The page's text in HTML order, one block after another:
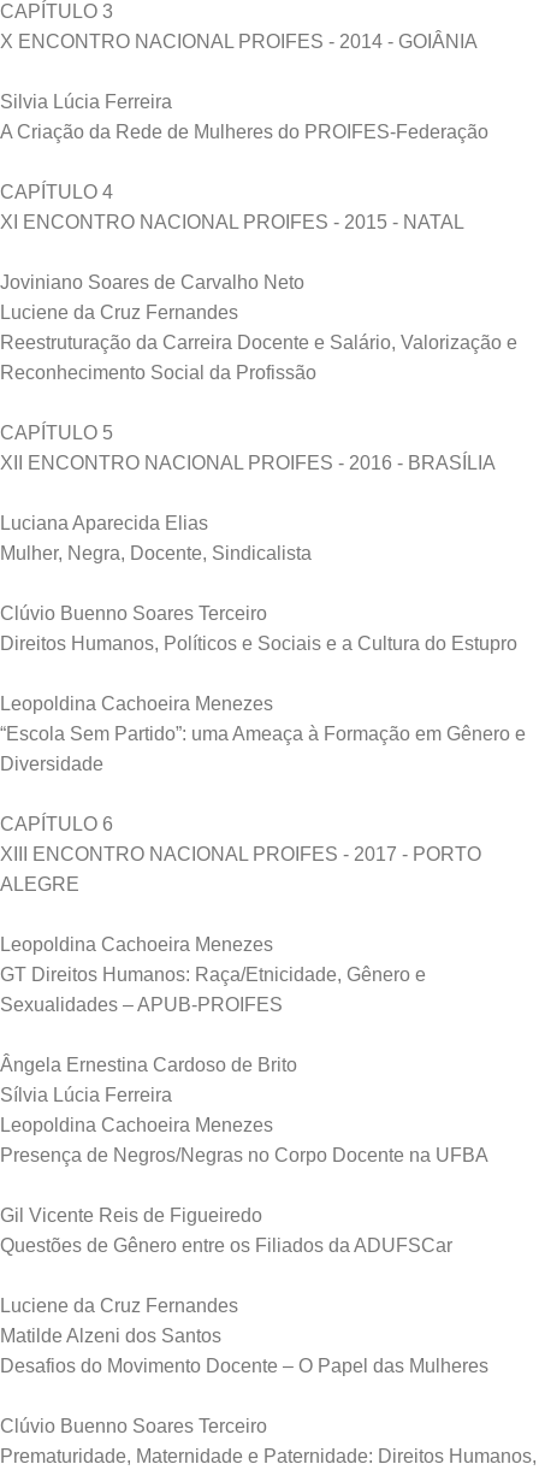
CAPÍTULO 3
X ENCONTRO NACIONAL PROIFES - 2014 - GOIÂNIA
Silvia Lúcia Ferreira
A Criação da Rede de Mulheres do PROIFES-Federação
CAPÍTULO 4
XI ENCONTRO NACIONAL PROIFES - 2015 - NATAL
Joviniano Soares de Carvalho Neto
Luciene da Cruz Fernandes
Reestruturação da Carreira Docente e Salário, Valorização e
Reconhecimento Social da Profissão
CAPÍTULO 5
XII ENCONTRO NACIONAL PROIFES - 2016 - BRASÍLIA
Luciana Aparecida Elias
Mulher, Negra, Docente, Sindicalista
Clúvio Buenno Soares Terceiro
Direitos Humanos, Políticos e Sociais e a Cultura do Estupro
Leopoldina Cachoeira Menezes
“Escola Sem Partido”: uma Ameaça à Formação em Gênero e
Diversidade
CAPÍTULO 6
XIII ENCONTRO NACIONAL PROIFES - 2017 - PORTO
ALEGRE
Leopoldina Cachoeira Menezes
GT Direitos Humanos: Raça/Etnicidade, Gênero e
Sexualidades – APUB-PROIFES
Ângela Ernestina Cardoso de Brito
Sílvia Lúcia Ferreira
Leopoldina Cachoeira Menezes
Presença de Negros/Negras no Corpo Docente na UFBA
Gil Vicente Reis de Figueiredo
Questões de Gênero entre os Filiados da ADUFSCar
Luciene da Cruz Fernandes
Matilde Alzeni dos Santos
Desafios do Movimento Docente – O Papel das Mulheres
Clúvio Buenno Soares Terceiro
Prematuridade, Maternidade e Paternidade: Direitos Humanos,